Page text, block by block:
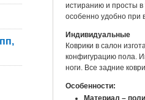
истиранию и просты в
особенно удобно при
Индивидуальные
Коврики в салон
конфигурацию пола.
ноги. Все задние
Особенности: